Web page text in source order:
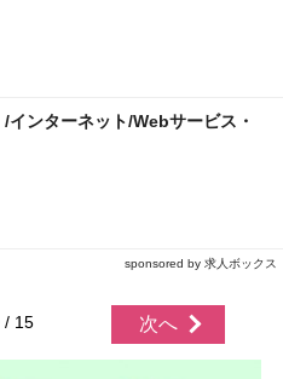
ンターネット/Webサービス・
sponsored by 求人ボックス
/ 15 次へ